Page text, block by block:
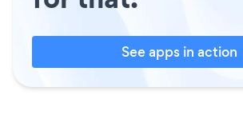
See apps in action